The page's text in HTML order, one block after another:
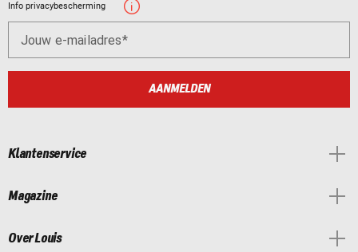
Info privacybescherming
Jouw e-mailadres
AANMELDEN
Klantenservice
Magazine
Over Louis